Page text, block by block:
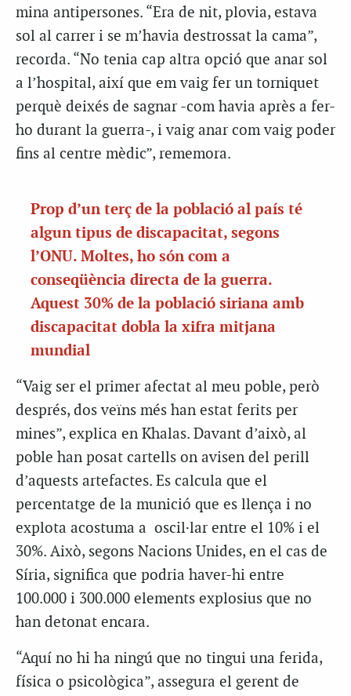
mina antipersones. “Era de nit, plovia, estava
sol al carrer i se m’havia destrossat la cama”,
recorda. “No tenia cap altra opció que anar sol
a l’hospital, així que em vaig fer un torniquet
perquè deixés de sagnar -com havia après a fer-
ho durant la guerra-, i vaig anar com vaig poder
fins al centre mèdic”, rememora.
Prop d’un terç de la població al país té
algun tipus de discapacitat, segons
l’ONU. Moltes, ho són com a
conseqüència directa de la guerra.
Aquest 30% de la població siriana amb
discapacitat dobla la xifra mitjana
mundial
“Vaig ser el primer afectat al meu poble, però
després, dos veïns més han estat ferits per
mines”, explica en Khalas. Davant d’això, al
poble han posat cartells on avisen del perill
d’aquests artefactes. Es calcula que el
percentatge de la munició que es llença i no
explota acostuma a oscil·lar entre el 10% i el
30%. Això, segons Nacions Unides, en el cas de
Síria, significa que podria haver-hi entre
100.000 i 300.000 elements explosius que no
han detonat encara.
“Aquí no hi ha ningú que no tingui una ferida,
física o psicològica”, assegura el gerent de